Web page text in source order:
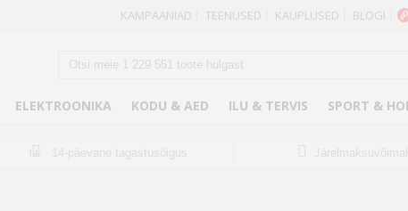
KAMPAANIAD TEENUSED KAUPLUSED BLOGI
ELEKTROONIKA KODU & AED ILU & TERVIS SPORT &
14 14-päevane tagastusõigus